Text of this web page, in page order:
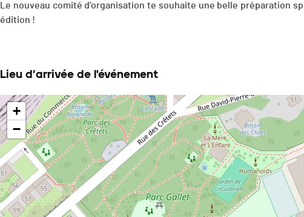
Le nouveau comité d’organisation te souhaite une belle préparation
édition !
Lieu d’arrivée de l'événement
+
−